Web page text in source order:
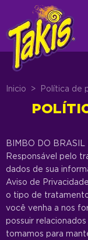
Inicio > Política de
BIMBO DO
Responsável pelo
dados de sua
Aviso de
o tipo de
você venha a nos
possuir
tomamos para